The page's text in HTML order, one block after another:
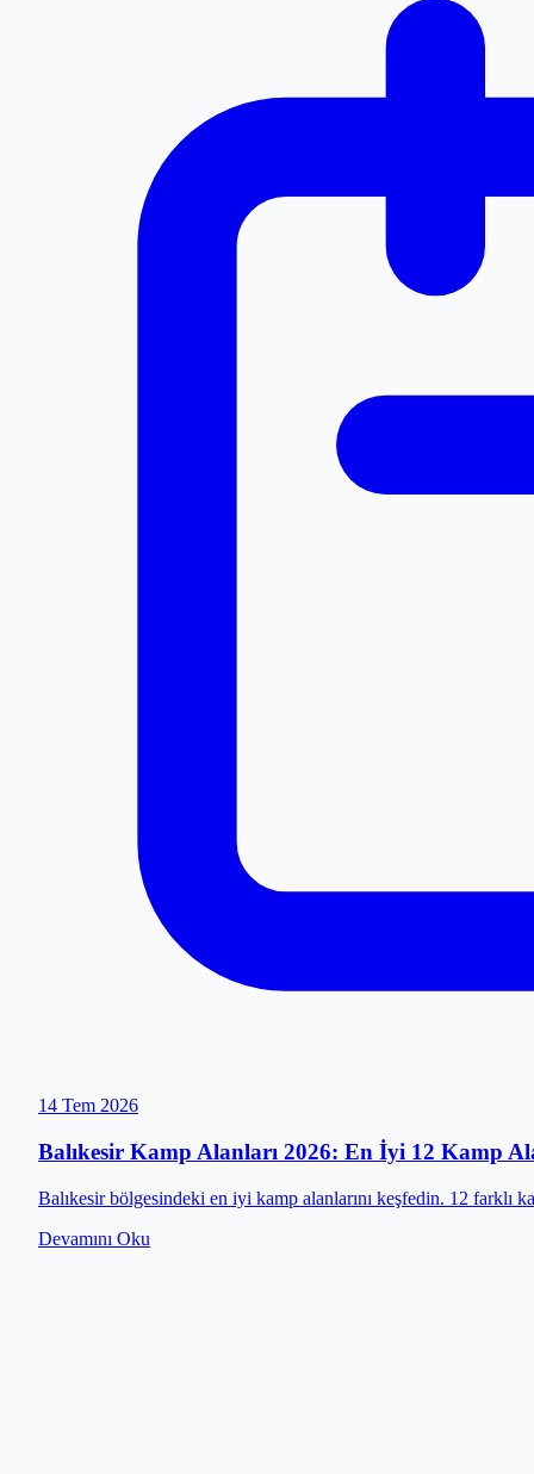
14 Tem 2026
Balıkesir Kamp Alanları 2026: En İyi 12 Kamp
Balıkesir bölgesindeki en iyi kamp alanlarını keşfedin. 12 farklı
Devamını Oku